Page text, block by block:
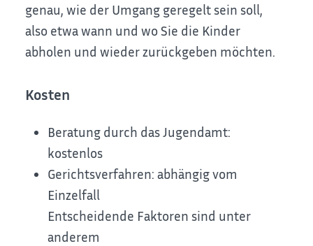
genau, wie der Umgang geregelt sein soll,
also etwa wann und wo Sie die Kinder
abholen und wieder zurückgeben möchten.
Kosten
Beratung durch das Jugendamt:
kostenlos
Gerichtsverfahren: abhängig vom
Einzelfall
Entscheidende Faktoren sind unter
anderem